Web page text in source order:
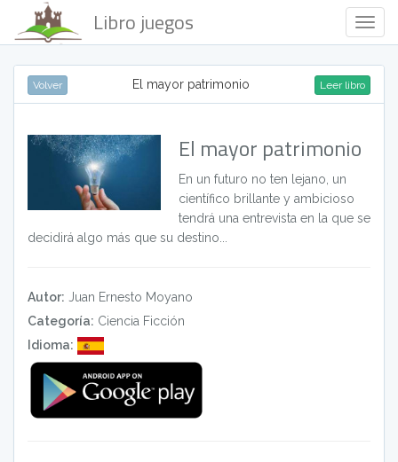
Libro juegos
Volver El mayor patrimonio Leer libro
El mayor patrimonio
En un futuro no ten lejano, un
científico brillante y ambicioso
tendrá una entrevista en la que se
decidirá algo más que su destino...
Autor: Juan Ernesto Moyano
Categoría: Ciencia Ficción
Idioma: